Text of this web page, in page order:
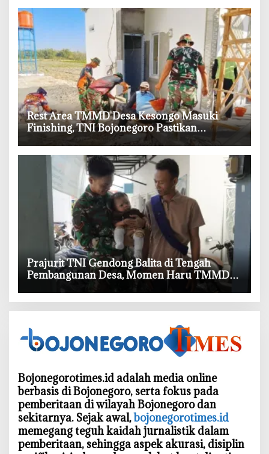
‎Rest Area TMMD Desa Kesongo Masuki
Finishing, TNI Bojonegoro Pastikan
Bangunan Kokoh dan Nyaman
‎Prajurit TNI Gendong Balita di Tengah
Pembangunan Desa, Momen Haru TMMD
Bojonegorotimes.id adalah media online
berbasis di Bojonegoro, serta fokus pada
pemberitaan di wilayah Bojonegoro dan
sekitarnya. Sejak awal,bojonegorotimes.id
memegang teguh kaidah jurnalistik dalam
pemberitaan, sehingga aspek akurasi, disiplin